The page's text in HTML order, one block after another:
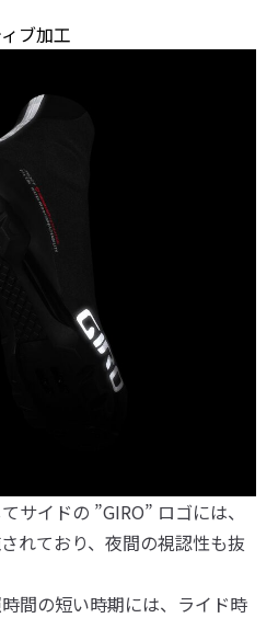
ブ加工
サイドの ”GIRO” ロゴには、
れており、夜間の視認性も抜
間の短い時期には、ライド時